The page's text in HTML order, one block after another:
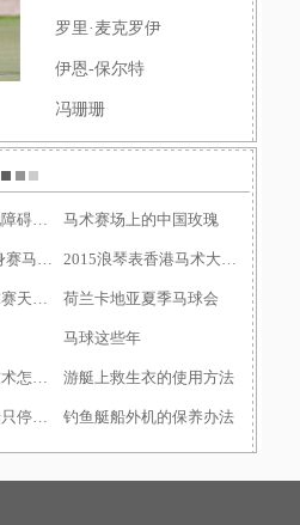
罗里·麦克罗伊
伊恩-保尔特
冯珊珊
关于举办马术场地障碍项目� 马术赛场上的中国玫瑰
扎拉·菲利普斯现身赛马日� 2015浪琴表香港马术大师赛�
全球最高规格马球赛天津落� 荷兰卡地亚夏季马球会
马球这些年
除了苦练，马球技术怎么才 游艇上救生衣的使用方法
游艇会允许非法船只停靠需 钓鱼艇船外机的保养办法